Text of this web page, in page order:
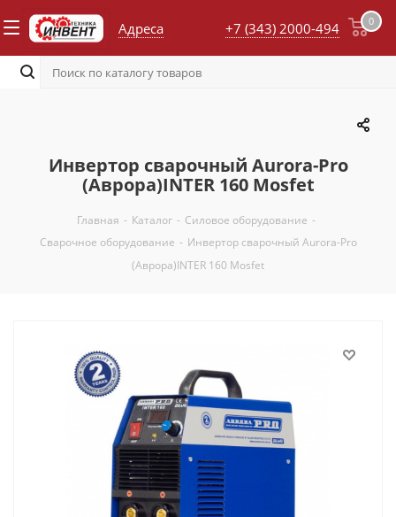
Адреса 0
+7 (343) 2000-494
Инвертор сварочный Aurora-Pro
(Аврора)INTER 160 Mosfet
Главная - Каталог - Силовое оборудование -
Сварочное оборудование - Инвертор сварочный Aurora-Pro
(Аврора)INTER 160 Mosfet